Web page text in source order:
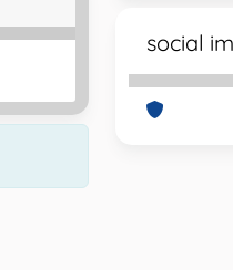
social